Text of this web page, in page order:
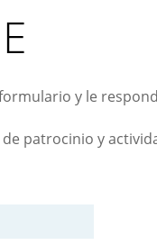
y le
patrocinio y